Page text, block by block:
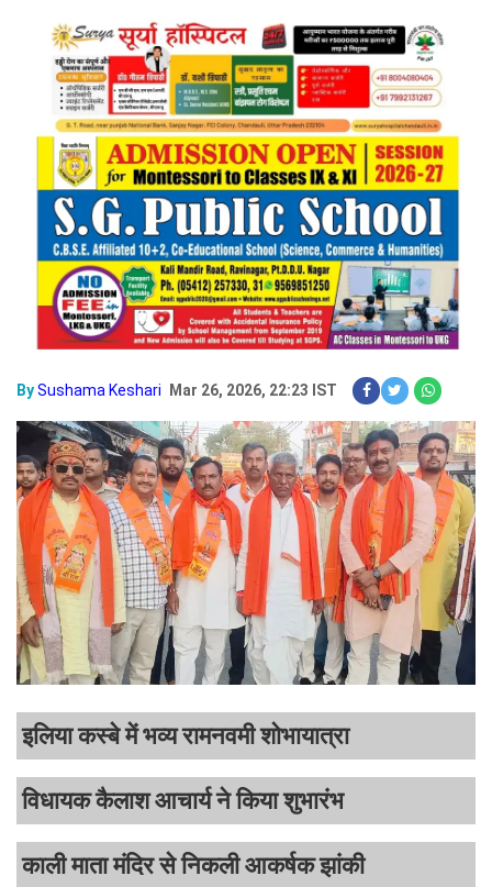
BySushama Keshari Mar 26, 2026, 22:23 IST
इलिया कस्बे में भव्य रामनवमी शोभायात्रा
विधायक कैलाश आचार्य ने किया शुभारंभ
काली माता मंदिर से निकली आकर्षक झांकी